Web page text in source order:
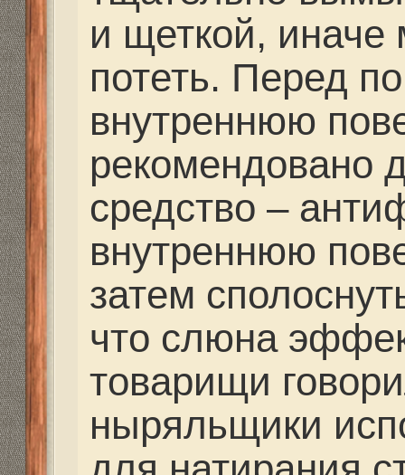
естественно
стыка стекла с
свойства
сделать
прожечь маску.
Моему товарищу при
обожгли ее прямо в
подводники, но
погружений она у
и пришлось
способу – зубная
не нужно мудрить и
имуществом.